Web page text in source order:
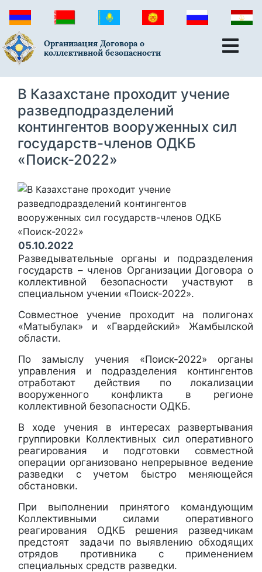
Организация Договора о
коллективной безопасности
В Казахстане проходит учение
разведподразделений
контингентов вооруженных сил
государств-членов ОДКБ
«Поиск-2022»
05.10.2022
Разведывательные органы и подразделения
государств – членов Организации Договора о
коллективной безопасности участвуют в
специальном учении «Поиск-2022».
Совместное учение проходит на полигонах
«Матыбулак» и «Гвардейский» Жамбылской
области.
По замыслу учения «Поиск-2022» органы
управления и подразделения контингентов
отработают действия по локализации
вооруженного конфликта в регионе
коллективной безопасности ОДКБ.
В ходе учения в интересах развертывания
группировки Коллективных сил оперативного
реагирования и подготовки совместной
операции организовано непрерывное ведение
разведки с учетом быстро меняющейся
обстановки.
При выполнении принятого командующим
Коллективными силами оперативного
реагирования ОДКБ решения разведчикам
предстоят задачи по выявлению обходящих
отрядов противника с применением
специальных средств разведки.